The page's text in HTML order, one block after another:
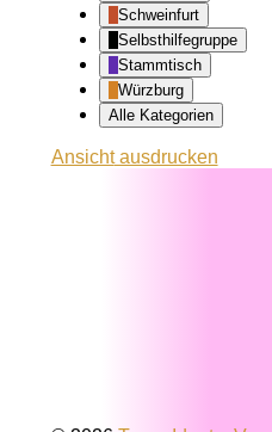
Schweinfurt
Selbsthilfegruppe
Stammtisch
Würzburg
Alle Kategorien
Ansichtausdrucken